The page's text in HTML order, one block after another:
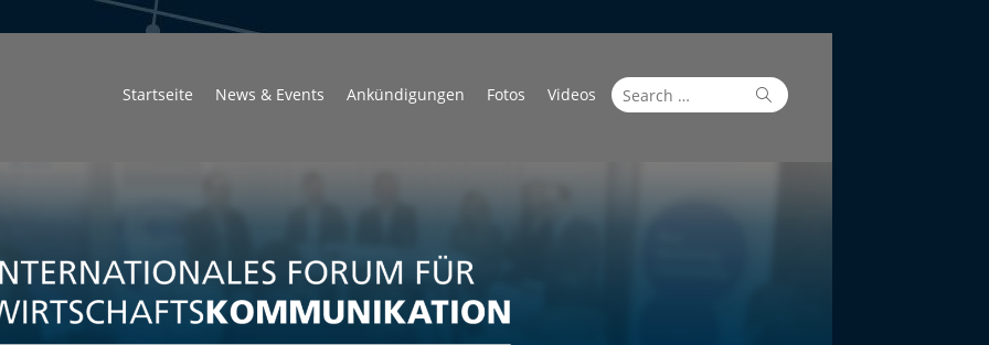
Search
for:
Search
Startseite News & Events Ankündigungen Fotos Videos